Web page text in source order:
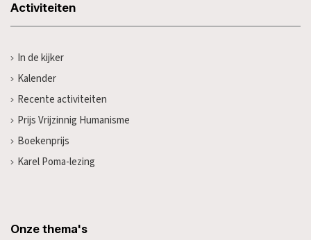
Activiteiten
In de kijker
Kalender
Recente activiteiten
Prijs Vrijzinnig Humanisme
Boekenprijs
Karel Poma-lezing
Onze thema's